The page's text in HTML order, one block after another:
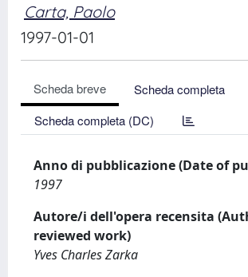
Carta, Paolo
1997-01-01
Scheda breve
Scheda completa
Scheda completa (DC)
Anno di pubblicazione (Date of
1997
Autore/i dell'opera recensita
reviewed work)
Yves Charles Zarka